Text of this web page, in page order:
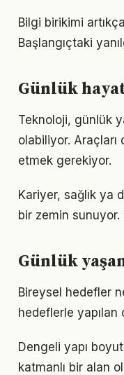
Bilgi birikimi
Başlangıçtaki
Günlük
Teknoloji, günlük
olabiliyor.
etmek gerekiyor.
Kariyer, sağlık ya
bir zemin sunuyor.
Günlük
Bireysel hedefler
hedeflerle yapılan
Dengeli yapı
katmanlı bir alan